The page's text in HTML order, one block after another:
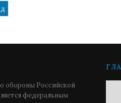
обороны Российской
федеральным